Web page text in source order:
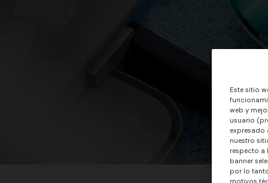
Este sitio
web y
usuario
expresado
nuestro
respecto a
banner
por lo